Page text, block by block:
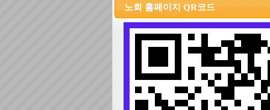
코멘트입력
노회 홈페이지 QR코드